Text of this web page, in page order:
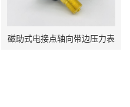
磁助式电接点轴向带边压力表